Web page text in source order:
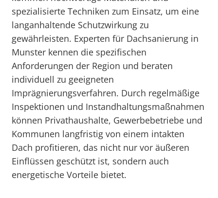
spezialisierte Techniken zum Einsatz, um eine
langanhaltende Schutzwirkung zu
gewährleisten. Experten für Dachsanierung in
Munster kennen die spezifischen
Anforderungen der Region und beraten
individuell zu geeigneten
Imprägnierungsverfahren. Durch regelmäßige
Inspektionen und Instandhaltungsmaßnahmen
können Privathaushalte, Gewerbebetriebe und
Kommunen langfristig von einem intakten
Dach profitieren, das nicht nur vor äußeren
Einflüssen geschützt ist, sondern auch
energetische Vorteile bietet.